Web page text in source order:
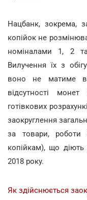
Нацбанк, зокрема,
копійок не
номіналами 1, 2
Вилучення їх з
воно не матиме
відсутності
готівкових
заокруглення
за товари,
копійкам), що
2018 року.
Як здійснюється